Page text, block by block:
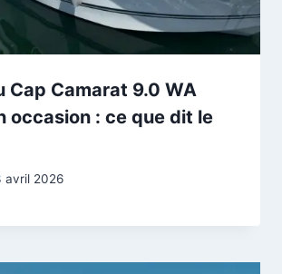
Cap Camarat 9.0 WA
occasion : ce que dit le
avril 2026